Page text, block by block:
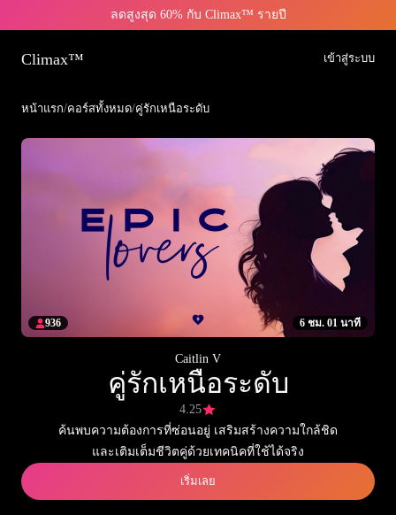
ลดสูงสุด 60% กับ Climax™ รายปี
Climax™ เข้าสู่ระบบ
หน้าแรก/คอร์สทั้งหมด/คู่รักเหนือระดับ
6 ชม. 01 นาที
936
Caitlin V
คู่รักเหนือระดับ
4.25
ค้นพบความต้องการที่ซ่อนอยู่ เสริมสร้างความใกล้ชิด
และเติมเต็มชีวิตคู่ด้วยเทคนิคที่ใช้ได้จริง
เริ่มเลย